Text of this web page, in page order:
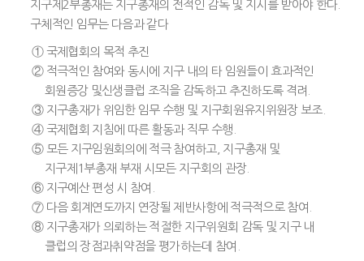
지구제2부총재는 지구총재의 전적인 감독 및 지시를 받아야 한다.
구체적인 임무는 다음과 같다
① 국제협회의 목적 추진
② 적극적인 참여와 동시에 지구 내의 타 임원들이 효과적인
회원증강 및신생클럽 조직을 감독하고 추진하도록 격려.
③ 지구총재가 위임한 임무 수행 및 지구회원유지위원장 보조.
④ 국제협회 지침에 따른 활동과 직무 수행.
⑤ 모든 지구임원회의에 적극 참여하고, 지구총재 및
지구제1부총재 부재 시모든 지구회의 관장.
⑥ 지구예산 편성 시 참여.
⑦ 다음 회계연도까지 연장될 제반사항에 적극적으로 참여.
⑧ 지구총재가 의뢰하는 적절한 지구위원회 감독 및 지구 내
클럽의 장점과취약점을 평가하는데 참여.